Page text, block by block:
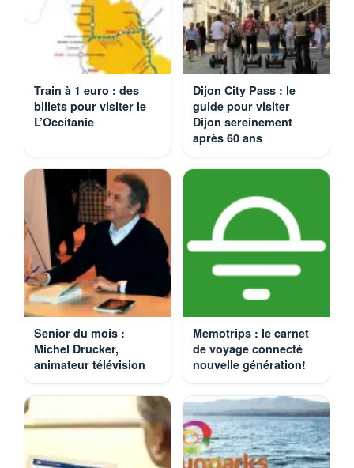
Train à 1 euro : des
billets pour visiter le
L’Occitanie
Dijon City Pass : le
guide pour visiter
Dijon sereinement
après 60 ans
Senior du mois :
Michel Drucker,
animateur télévision
Memotrips : le carnet
de voyage connecté
nouvelle génération!